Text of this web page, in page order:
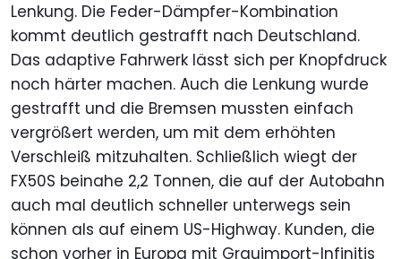
Lenkung. Die Feder-Dämpfer-Kombination
kommt deutlich gestrafft nach Deutschland.
Das adaptive Fahrwerk lässt sich per Knopfdruck
noch härter machen. Auch die Lenkung wurde
gestrafft und die Bremsen mussten einfach
vergrößert werden, um mit dem erhöhten
Verschleiß mitzuhalten. Schließlich wiegt der
FX50S beinahe 2,2 Tonnen, die auf der Autobahn
auch mal deutlich schneller unterwegs sein
können als auf einem US-Highway. Kunden, die
schon vorher in Europa mit Grauimport-Infinitis